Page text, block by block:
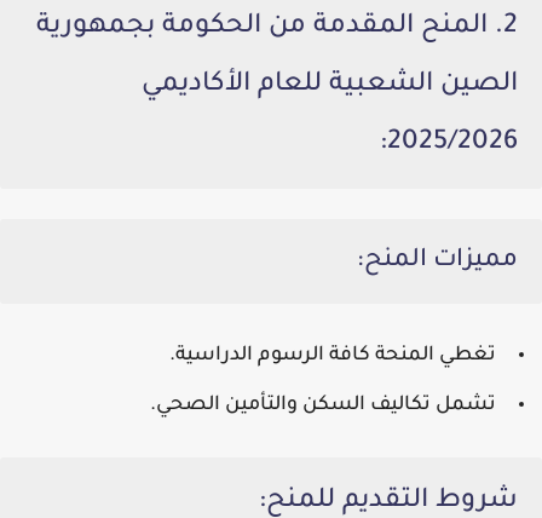
2. المنح المقدمة من الحكومة بجمهورية
الصين الشعبية للعام الأكاديمي
2025/2026
:
مميزات المنح:
تغطي المنحة كافة الرسوم الدراسية.
تشمل تكاليف السكن والتأمين الصحي.
شروط التقديم للمنح: